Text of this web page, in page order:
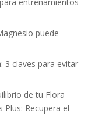
puede
3 claves para evitar
de tu Flora
Plus: Recupera el